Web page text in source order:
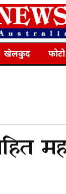
खेलकुद